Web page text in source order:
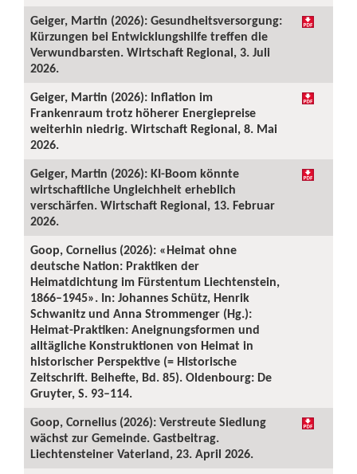
Geiger, Martin (2026): Gesundheitsversorgung:
Kürzungen bei Entwicklungshilfe treffen die
Verwundbarsten. Wirtschaft Regional, 3. Juli
2026.
Geiger, Martin (2026): Inflation im
Frankenraum trotz höherer Energiepreise
weiterhin niedrig. Wirtschaft Regional, 8. Mai
2026.
Geiger, Martin (2026): KI-Boom könnte
wirtschaftliche Ungleichheit erheblich
verschärfen. Wirtschaft Regional, 13. Februar
2026.
Goop, Cornelius (2026): «Heimat ohne
deutsche Nation: Praktiken der
Heimatdichtung im Fürstentum Liechtenstein,
1866–1945». In: Johannes Schütz, Henrik
Schwanitz und Anna Strommenger (Hg.):
Heimat-Praktiken: Aneignungsformen und
alltägliche Konstruktionen von Heimat in
historischer Perspektive (= Historische
Zeitschrift. Beihefte, Bd. 85). Oldenbourg: De
Gruyter, S. 93–114.
Goop, Cornelius (2026): Verstreute Siedlung
wächst zur Gemeinde. Gastbeitrag.
Liechtensteiner Vaterland, 23. April 2026.